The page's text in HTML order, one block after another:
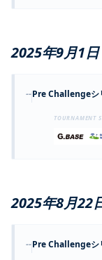
2025年9月1日
--Pre Challengeシ
TOURNAMENT
2025年8月22
--Pre Challengeシ